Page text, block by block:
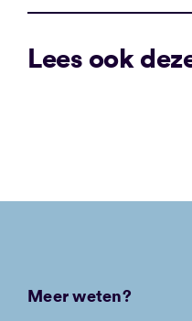
Lees ook
Meer weten?